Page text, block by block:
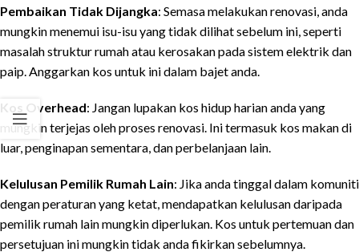
Pembaikan Tidak Dijangka: Semasa melakukan renovasi, anda
mungkin menemui isu-isu yang tidak dilihat sebelum ini, seperti
masalah struktur rumah atau kerosakan pada sistem elektrik dan
paip. Anggarkan kos untuk ini dalam bajet anda.
Kos Overhead: Jangan lupakan kos hidup harian anda yang
mungkin terjejas oleh proses renovasi. Ini termasuk kos makan di
luar, penginapan sementara, dan perbelanjaan lain.
Kelulusan Pemilik Rumah Lain: Jika anda tinggal dalam komuniti
dengan peraturan yang ketat, mendapatkan kelulusan daripada
pemilik rumah lain mungkin diperlukan. Kos untuk pertemuan dan
persetujuan ini mungkin tidak anda fikirkan sebelumnya.